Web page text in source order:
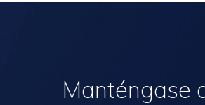
Manténgase